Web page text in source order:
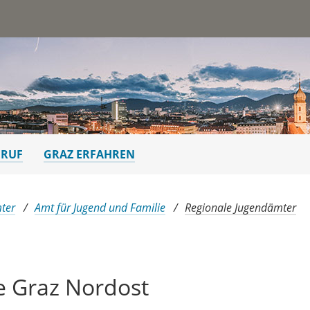
GRAZ ERFAHREN
Amt für Jugend und Familie Regionale Jugendämter
Graz Nordost